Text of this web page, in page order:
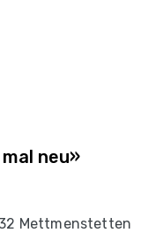
neu»
Mettmenstetten